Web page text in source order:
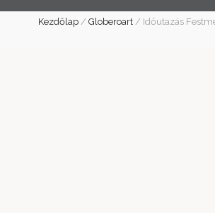
Kezdőlap/ Globeroart/ Időutazás